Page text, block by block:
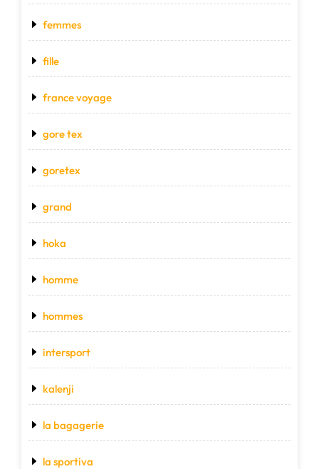
femmes
fille
france voyage
gore tex
goretex
grand
hoka
homme
hommes
intersport
kalenji
la bagagerie
la sportiva